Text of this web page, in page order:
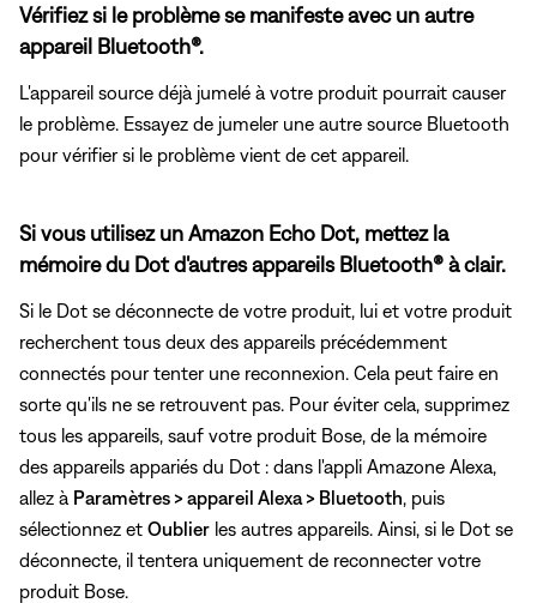
Vérifiez si le problème se manifeste avec un autre
appareil Bluetooth®.
L'appareil source déjà jumelé à votre produit pourrait causer
le problème. Essayez de jumeler une autre source Bluetooth
pour vérifier si le problème vient de cet appareil.
Si vous utilisez un Amazon Echo Dot, mettez la
mémoire du Dot d'autres appareils Bluetooth® à clair.
Si le Dot se déconnecte de votre produit, lui et votre produit
recherchent tous deux des appareils précédemment
connectés pour tenter une reconnexion. Cela peut faire en
sorte qu'ils ne se retrouvent pas. Pour éviter cela, supprimez
tous les appareils, sauf votre produit Bose, de la mémoire
des appareils appariés du Dot : dans l'appli Amazone Alexa,
allez à Paramètres > appareil Alexa > Bluetooth, puis
sélectionnez et Oublier les autres appareils. Ainsi, si le Dot se
déconnecte, il tentera uniquement de reconnecter votre
produit Bose.